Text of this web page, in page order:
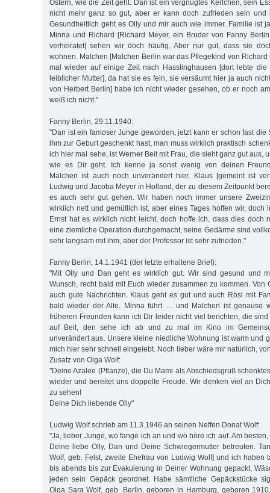
Ostern, wie die Zeit geht. Dan ist ein vergnügtes Kerlchen, sein
nicht mehr ganz so gut, aber er kann doch zufrieden sein und
Gesundheitlich geht es Olly und mir auch wie immer. Familie ist
Minna und Richard [Richard Meyer, ein Bruder von Fanny
verheiratet] sehen wir doch häufig. Aber nur gut, dass sie
wohnen. Malchen [Malchen Berlin war das Pflegekind von Richard
mal wieder auf einige Zeit nach Hasslinghausen [dort lebte die
leiblicher Mutter], da hat sie es fein, sie versäumt hier ja auch
von Herbert Berlin] habe ich nicht wieder gesehen, ob er noch
weiß ich nicht."
Fanny Berlin, 29.11.1940:
"Dan ist ein famoser Junge geworden, jetzt kann er schon fast die
ihm zur Geburt geschenkt hast, man muss wirklich praktisch
ich hier mal sehe, ist Werner Beit mit Frau, die sieht ganz gut aus,
wie es Dir geht. Ich kenne ja sonst wenig von deinen
Malchen ist auch noch unverändert hier. Klaus [gemeint ist
Ludwig und Jacoba Meyer in Holland, der zu diesem Zeitpunkt
es auch sehr gut gehen. Wir haben noch immer unsere
wirklich nett und gemütlich ist, aber eines Tages hoffen wir, doch
Ernst hat es wirklich nicht leicht, doch hoffe ich, dass dies doch
eine ziemliche Operation durchgemacht, seine Gedärme sind
sehr langsam mit ihm, aber der Professor ist sehr zufrieden."
Fanny Berlin, 14.1.1941 (der letzte erhaltene Brief):
"Mit Olly und Dan geht es wirklich gut. Wir sind gesund und
Wunsch, recht bald mit Euch wieder zusammen zu kommen. Von
auch gute Nachrichten. Klaus geht es gut und auch Rösi mit
bald wieder der Alte. Minna führt … und Malchen ist genauso
früheren Freunden kann ich Dir leider nicht viel berichten, die
auf Beit, den sehe ich ab und zu mal im Kino im
unverändert aus. Unsere kleine niedliche Wohnung ist warm und
mich hier sehr schnell eingelebt. Noch lieber wäre mir natürlich,
Zusatz von Olga Wolf:
"Deine Azalee (Pflanze), die Du Mami als Abschiedsgruß
wieder und bereitet uns doppelte Freude. Wir denken viel an
zu sehen!
Deine Dich liebende Olly"
Ludwig Wolf schrieb am 11.3.1946 an seinen Neffen Donat Wolf:
"Ja, lieber Junge, wo fange ich an und wo höre ich auf. Am
Deine liebe Olly, Dan und Deine Schwiegermutter betreuten.
Wolf, geb. Felst, zweite Ehefrau von Ludwig Wolf] und ich haben
bis abends bis zur Evakuierung in Deiner Wohnung gepackt,
jeden sein Ge­päck geordnet. Habe sämtliche Gepäckstücke
Olga Sara Wolf, geb. Berlin, geboren in Hamburg, geboren